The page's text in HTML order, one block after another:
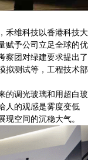
禾维科技以香港科技大
赋予公司立足全球的优
察团对绿建要求提出了
拟测试等，工程技术部
的调光玻璃和用超白玻
人的观感是雾度变低
空间的沉稳大气。